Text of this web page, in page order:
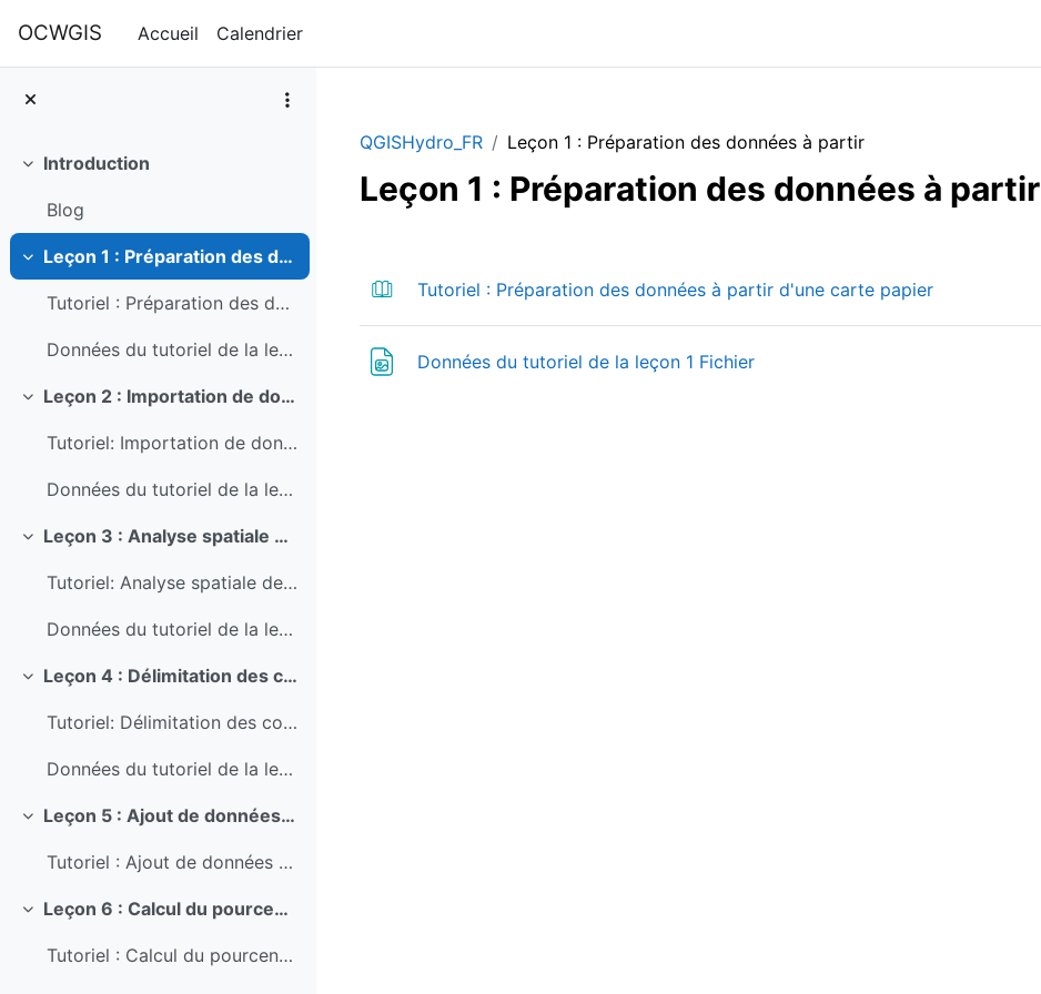
OCWGIS Accueil Calendrier
Replier
Introduction
Blog
Replier
Leçon 1 : Préparation des données à partir
Tutoriel : Préparation des données à partir d'une carte papier
Données du tutoriel de la leçon 1 Fichier
Replier
Leçon 2 : Importation de données tabulaires dans QGIS
Tutoriel: Importation de données tabulaires dans QGIS
Données du tutoriel de la leçon 2
Replier
Leçon 3 : Analyse spatiale de l’accessibilité des puits à l’aide de l’algèbre cartographique
Tutoriel: Analyse spatiale de l’accessibilité des puits à l’aide de l’algèbre cartographique
Données du tutoriel de la leçon 3
Replier
Leçon 4 : Délimitation des cours d'eau et des bassins versants
Tutoriel: Délimitation des cours d'eau et des bassins versants
Données du tutoriel de la leçon 4
Replier
Leçon 5 : Ajout de données ouvertes au bassin versant
Tutoriel : Ajout de données ouvertes au bassin versant
Replier
Leçon 6 : Calcul du pourcentage de l'occupation des sols par sous-bassin
Tutoriel : Calcul du pourcentage de l'occupation des sols par sous-bassin
QGISHydro_FR Leçon 1 : Préparation des données à partir
Leçon 1 : Préparation des données à partir
Tutoriel : Préparation des données à partir d'une carte papierLivre
Données du tutoriel de la leçon 1 Fichier